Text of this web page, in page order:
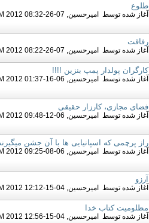
طلوع
آغاز شده توسط امیرحسین
رفاقت
آغاز شده توسط امیرحسین, 07-26-2012 08:22 PM
كارگران پولدار پمپ بنزین !!!!
آغاز شده توسط امیرحسین, 06-16-2012 01:37 PM
فضای مجازی، کارزار حقیقی
آغاز شده توسط امیرحسین
راز پرچمی که اسپانیایی ها با آن جشن
آغاز شده توسط امیرحسین, 06-08-2012 09:25 AM
آرزو
آغاز شده توسط امیرحسین
مظلومیت کتاب خدا
آغاز شده توسط امیرحسین